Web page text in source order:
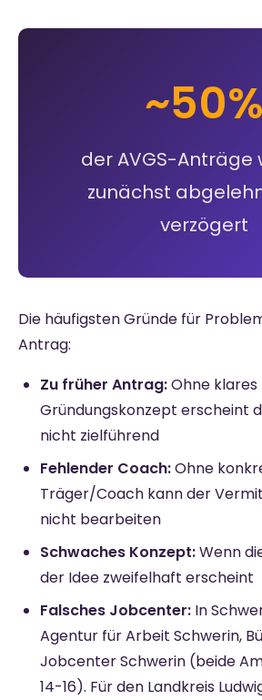
~50%
der AVGS-Anträge
zunächst
verzögert
Die häufigsten Gründe für
Antrag:
Zu früher Antrag:Ohne klares
Gründungskonzept erscheint
nicht zielführend
Fehlender Coach:Ohne
Träger/Coach kann der
nicht bearbeiten
Schwaches Konzept:Wenn
der Idee zweifelhaft erscheint
Falsches Jobcenter: In
Agentur für Arbeit Schwerin,
Jobcenter Schwerin (beide
14-16). Für den Landkreis